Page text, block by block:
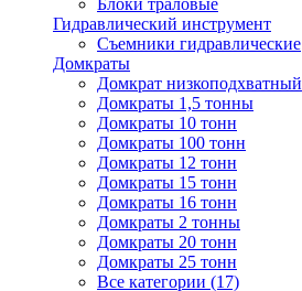
Блоки траловые
Гидравлический инструмент
Съемники гидравлические
Домкраты
Домкрат низкоподхватный
Домкраты 1,5 тонны
Домкраты 10 тонн
Домкраты 100 тонн
Домкраты 12 тонн
Домкраты 15 тонн
Домкраты 16 тонн
Домкраты 2 тонны
Домкраты 20 тонн
Домкраты 25 тонн
Все категории (17)